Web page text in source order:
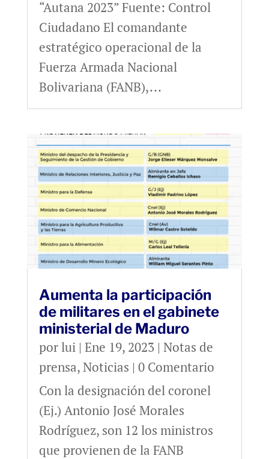
“Autana 2023” Fuente: Control
Ciudadano El comandante
estratégico operacional de la
Fuerza Armada Nacional
Bolivariana (FANB),...
Aumenta la participación
de militares en el gabinete
ministerial de Maduro
porlui| Ene 19, 2023| Notas de
prensa,Noticias | 0 Comentario
Con la designación del coronel
(Ej.) Antonio José Morales
Rodríguez, son 12 los ministros
que provienen de la FANB